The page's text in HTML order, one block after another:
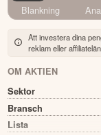
Blankning
Att investera dina
reklam eller
OM AKTIEN
Sektor
Bransch
Lista